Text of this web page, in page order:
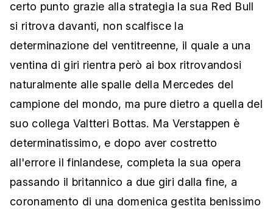
certo punto grazie alla strategia la sua Red Bull
si ritrova davanti, non scalfisce la
determinazione del ventitreenne, il quale a una
ventina di giri rientra però ai box ritrovandosi
naturalmente alle spalle della Mercedes del
campione del mondo, ma pure dietro a quella del
suo collega Valtteri Bottas. Ma Verstappen è
determinatissimo, e dopo aver costretto
all'errore il finlandese, completa la sua opera
passando il britannico a due giri dalla fine, a
coronamento di una domenica gestita benissimo